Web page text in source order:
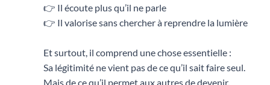
👉 Il écoute plus qu’il ne parle
👉 Il valorise sans chercher à reprendre la lumière
Et surtout, il comprend une chose essentielle :
Sa légitimité ne vient pas de ce qu’il sait faire seul.
Mais de ce qu’il permet aux autres de devenir.